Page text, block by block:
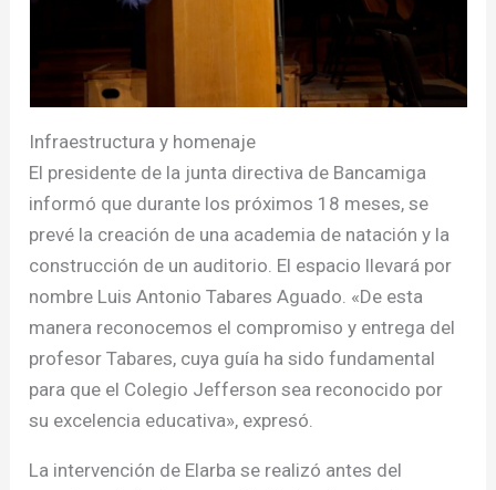
Infraestructura y homenaje
El presidente de la junta directiva de Bancamiga
informó que durante los próximos 18 meses, se
prevé la creación de una academia de natación y la
construcción de un auditorio. El espacio llevará por
nombre Luis Antonio Tabares Aguado. «De esta
manera reconocemos el compromiso y entrega del
profesor Tabares, cuya guía ha sido fundamental
para que el Colegio Jefferson sea reconocido por
su excelencia educativa», expresó.
La intervención de Elarba se realizó antes del